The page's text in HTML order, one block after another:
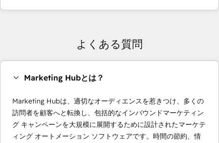
よくある質問
Marketing Hubとは？
Marketing Hubは、適切なオーディエンスを惹きつけ、多くの
訪問者を顧客へと転換し、包括的なインバウンドマーケティン
グ キャンペーンを大規模に展開するために設計されたマーケテ
ィング オートメーション ソフトウェアです。時間の節約、情